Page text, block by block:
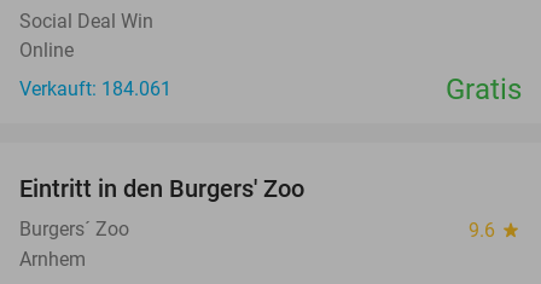
Social Deal Win
Online
Verkauft: 184.061
Gratis
Eintritt in den Burgers' Zoo
Burgers´ Zoo 9.6 star
Arnhem